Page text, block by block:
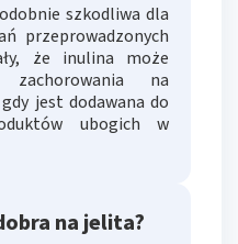
szkodliwa dla
przeprowadzonych
że inulina może
zachorowania na
jest dodawana do
ubogich w
na jelita?